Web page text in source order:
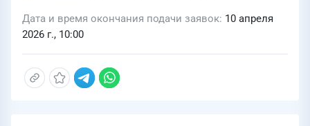
Дата и время окончания подачи заявок 10 апреля
2026 г., 10:00